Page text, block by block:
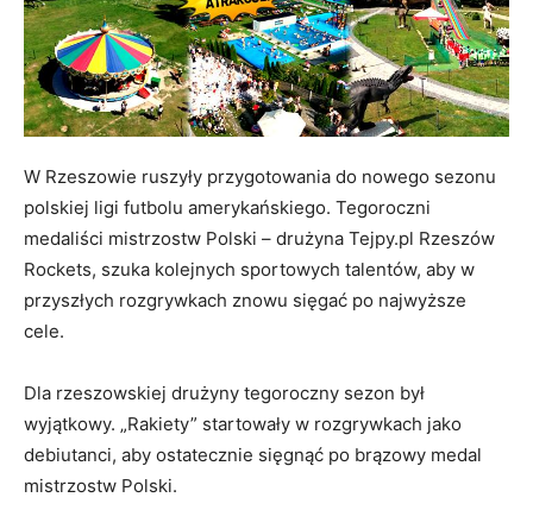
W Rzeszowie ruszyły przygotowania do nowego sezonu
polskiej ligi futbolu amerykańskiego. Tegoroczni
medaliści mistrzostw Polski – drużyna Tejpy.pl Rzeszów
Rockets, szuka kolejnych sportowych talentów, aby w
przyszłych rozgrywkach znowu sięgać po najwyższe
cele.
Dla rzeszowskiej drużyny tegoroczny sezon był
wyjątkowy. „Rakiety” startowały w rozgrywkach jako
debiutanci, aby ostatecznie sięgnąć po brązowy medal
mistrzostw Polski.